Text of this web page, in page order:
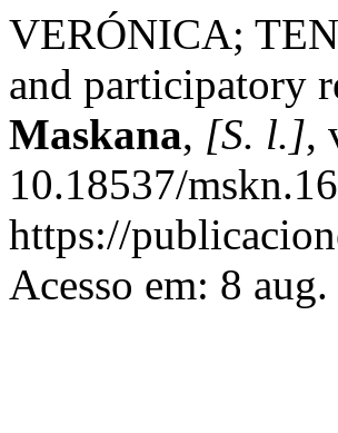
VERÓNICA;
and participatory
Maskana, [S. l.],
10.18537/
https://
Acesso em: 8